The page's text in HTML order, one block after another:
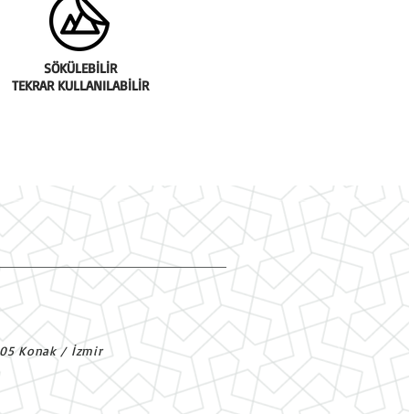
SÖKÜLEBİLİR
TEKRAR KULLANILABİLİR
Konak / İzmir